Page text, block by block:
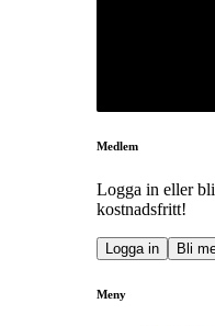
Medlem
Logga in eller
kostnadsfritt!
Logga in Bli
Meny